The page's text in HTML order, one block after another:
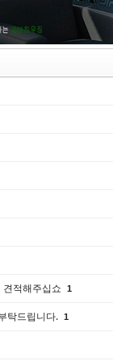
적해주십쇼 1
탁드립니다. 1